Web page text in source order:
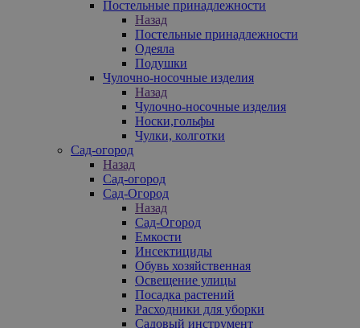
Постельные принадлежности
Назад
Постельные принадлежности
Одеяла
Подушки
Чулочно-носочные изделия
Назад
Чулочно-носочные изделия
Носки,гольфы
Чулки, колготки
Сад-огород
Назад
Сад-огород
Сад-Огород
Назад
Сад-Огород
Емкости
Инсектициды
Обувь хозяйственная
Освещение улицы
Посадка растений
Расходники для уборки
Садовый инструмент